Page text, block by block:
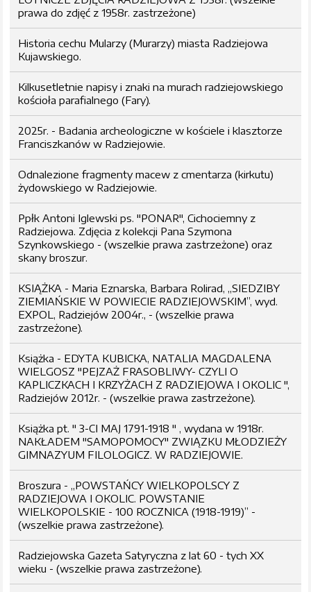
prawa do zdjęć z 1958r. zastrzeżone)
Historia cechu Mularzy (Murarzy) miasta Radziejowa
Kujawskiego.
Kilkusetletnie napisy i znaki na murach radziejowskiego
kościoła parafialnego (Fary).
2025r. - Badania archeologiczne w kościele i klasztorze
Franciszkanów w Radziejowie.
Odnalezione fragmenty macew z cmentarza (kirkutu)
żydowskiego w Radziejowie.
Ppłk Antoni Iglewski ps. "PONAR", Cichociemny z
Radziejowa. Zdjęcia z kolekcji Pana Szymona
Szynkowskiego - (wszelkie prawa zastrzeżone) oraz
skany broszur.
KSIĄŻKA - Maria Eznarska, Barbara Rolirad, „SIEDZIBY
ZIEMIAŃSKIE W POWIECIE RADZIEJOWSKIM”, wyd.
EXPOL, Radziejów 2004r., - (wszelkie prawa
zastrzeżone).
Książka - EDYTA KUBICKA, NATALIA MAGDALENA
WIELGOSZ "PEJZAŻ FRASOBLIWY- CZYLI O
KAPLICZKACH I KRZYŻACH Z RADZIEJOWA I OKOLIC ",
Radziejów 2012r. - (wszelkie prawa zastrzeżone).
Książka pt. " 3-CI MAJ 1791-1918 " , wydana w 1918r.
NAKŁADEM "SAMOPOMOCY" ZWIĄZKU MŁODZIEŻY
GIMNAZYUM FILOLOGICZ. W RADZIEJOWIE.
Broszura - „POWSTAŃCY WIELKOPOLSCY Z
RADZIEJOWA I OKOLIC. POWSTANIE
WIELKOPOLSKIE - 100 ROCZNICA (1918-1919)” -
(wszelkie prawa zastrzeżone).
Radziejowska Gazeta Satyryczna z lat 60 - tych XX
wieku - (wszelkie prawa zastrzeżone).